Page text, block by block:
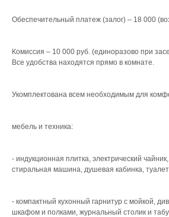
Обеспечительный платеж (залог) – 18 000
Комиссия – 10 000 руб. (единоразово при
Все удобства находятся прямо в комнате.
Укомплектована всем необходимым для
мебель и техника:
- индукционная плитка, электрический
стиральная машина, душевая кабинка,
- компактный кухонный гарнитур с мойкой,
шкафом и полками, журнальный столик и